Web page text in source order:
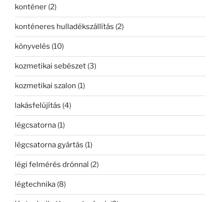
konténer (2)
konténeres hulladékszállítás (2)
könyvelés (10)
kozmetikai sebészet (3)
kozmetikai szalon (1)
lakásfelújítás (4)
légcsatorna (1)
légcsatorna gyártás (1)
légi felmérés drónnal (2)
légtechnika (8)